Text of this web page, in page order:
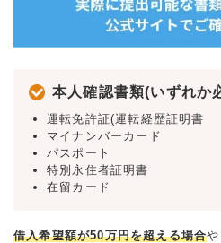
本人確認書類(いずれか
運転免許証(運転経歴証明書
マイナンバーカード
パスポート
特別永住者証明書
在留カード
借入希望額が50万円を超える場合や